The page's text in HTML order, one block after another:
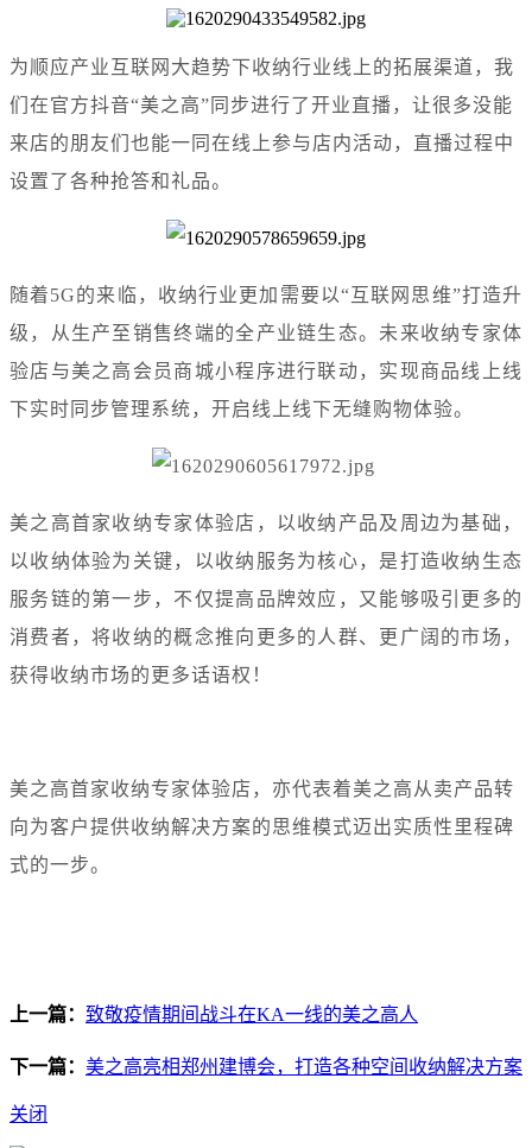
为顺应产业互联网大趋势下收纳行业线上的拓展渠道，我
们在官方抖音“美之高”同步进行了开业直播，让很多没能
来店的朋友们也能一同在线上参与店内活动，直播过程中
设置了各种抢答和礼品。
随着5G的来临，收纳行业更加需要以“互联网思维”打造升
级，从生产至销售终端的全产业链生态。未来收纳专家体
验店与美之高会员商城小程序进行联动，实现商品线上线
下实时同步管理系统，开启线上线下无缝购物体验。
美之高首家收纳专家体验店，以收纳产品及周边为基础，
以收纳体验为关键，以收纳服务为核心，是打造收纳生态
服务链的第一步，不仅提高品牌效应，又能够吸引更多的
消费者，将收纳的概念推向更多的人群、更广阔的市场，
获得收纳市场的更多话语权！
美之高首家收纳专家体验店，亦代表着美之高从卖产品转
向为客户提供收纳解决方案的思维模式迈出实质性里程碑
式的一步。
上一篇： 致敬疫情期间战斗在KA一线的美之高人
下一篇： 美之高亮相郑州建博会，打造各种空间收纳解决方案
关闭